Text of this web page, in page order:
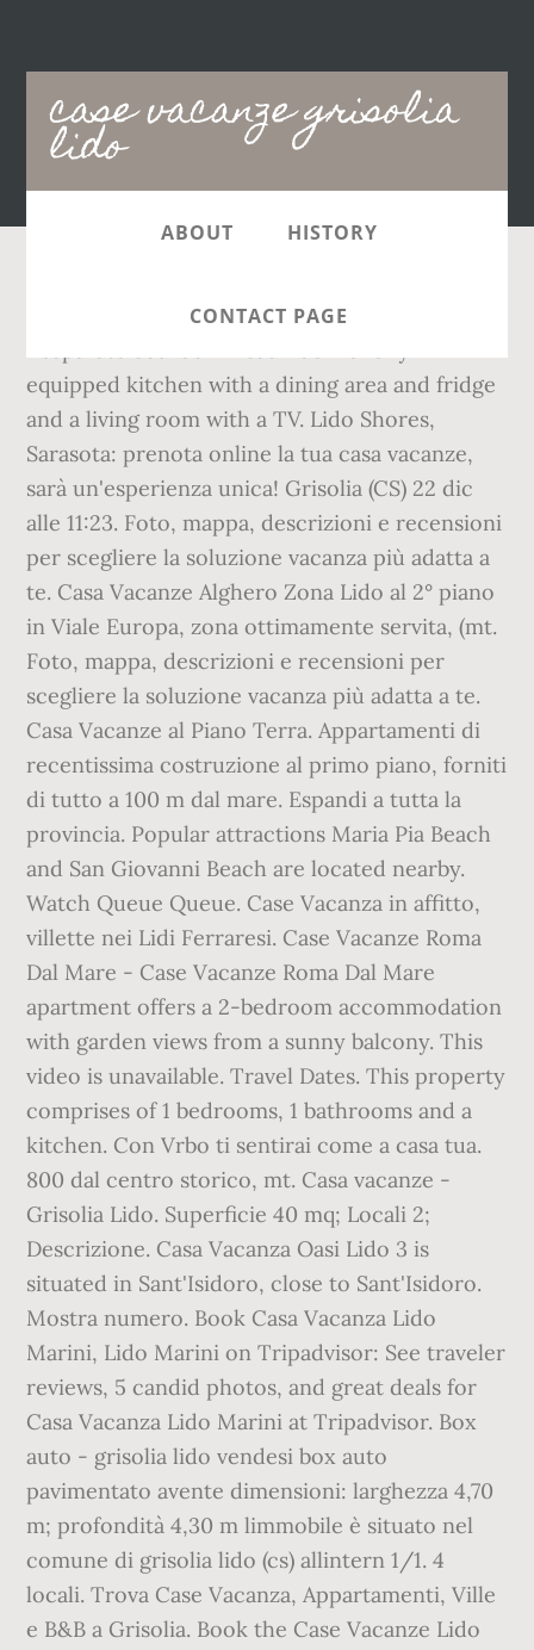
case vacanze grisolia
lido
Main
navigation
ABOUT HISTORY
CONTACT PAGE
Dati Principali. The vacation home comes with
equipped kitchen with a dining area and fridge
and a living room with a TV. Lido Shores,
Sarasota: prenota online la tua casa vacanze,
sarà un'esperienza unica! Grisolia (CS) 22 dic
alle 11:23. Foto, mappa, descrizioni e recensioni
per scegliere la soluzione vacanza più adatta a
te. Casa Vacanze Alghero Zona Lido al 2° piano
in Viale Europa, zona ottimamente servita, (mt.
Foto, mappa, descrizioni e recensioni per
scegliere la soluzione vacanza più adatta a te.
Casa Vacanze al Piano Terra. Appartamenti di
recentissima costruzione al primo piano, forniti
di tutto a 100 m dal mare. Espandi a tutta la
provincia. Popular attractions Maria Pia Beach
and San Giovanni Beach are located nearby.
Watch Queue Queue. Case Vacanza in affitto,
villette nei Lidi Ferraresi. Case Vacanze Roma
Dal Mare - Case Vacanze Roma Dal Mare
apartment offers a 2-bedroom accommodation
with garden views from a sunny balcony. This
video is unavailable. Travel Dates. This property
comprises of 1 bedrooms, 1 bathrooms and a
kitchen. Con Vrbo ti sentirai come a casa tua.
800 dal centro storico, mt. Casa vacanze -
Grisolia Lido. Superficie 40 mq; Locali 2;
Descrizione. Casa Vacanza Oasi Lido 3 is
situated in Sant'Isidoro, close to Sant'Isidoro.
Mostra numero. Book Casa Vacanza Lido
Marini, Lido Marini on Tripadvisor: See traveler
reviews, 5 candid photos, and great deals for
Casa Vacanza Lido Marini at Tripadvisor. Box
auto - grisolia lido vendesi box auto
pavimentato avente dimensioni: larghezza 4,70
m; profondità 4,30 m limmobile è situato nel
comune di grisolia lido (cs) allintern 1/1. 4
locali. Trova Case Vacanza, Appartamenti, Ville
e B&B a Grisolia. Book the Case Vacanze Lido